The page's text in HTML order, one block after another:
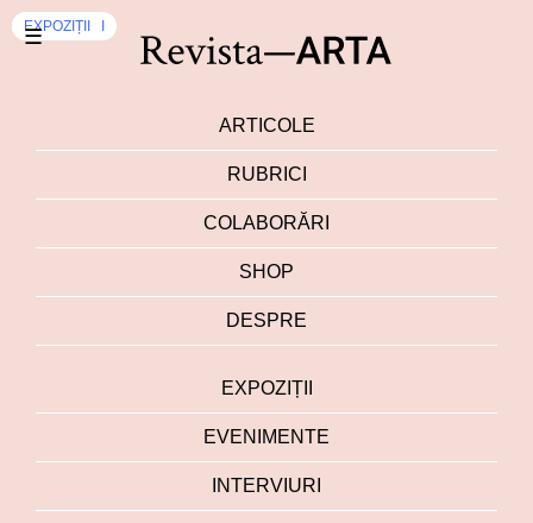
☰
ARTICOLE
RUBRICI
COLABORĂRI
SHOP
DESPRE
EXPOZIȚII
EVENIMENTE
INTERVIURI
INTERVIURI
EXPOZIȚII